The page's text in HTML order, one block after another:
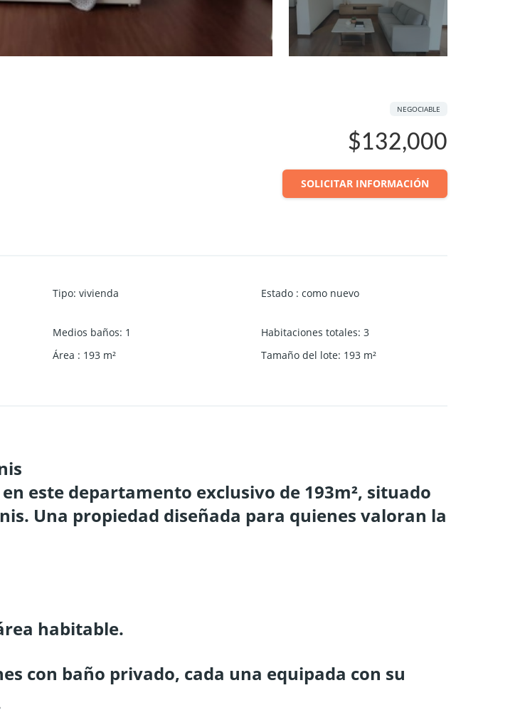
$132,000
NEGOCIABLE
SOLICITAR INFORMACIÓN
Tipo: vivienda Estado : como nuevo
Medios baños: 1 Habitaciones totales: 3
Área : 193 m² Tamaño del lote: 193 m²
este departamento exclusivo de 193m², situado
Una propiedad diseñada para quienes valoran la
habitable.
con baño privado, cada una equipada con su